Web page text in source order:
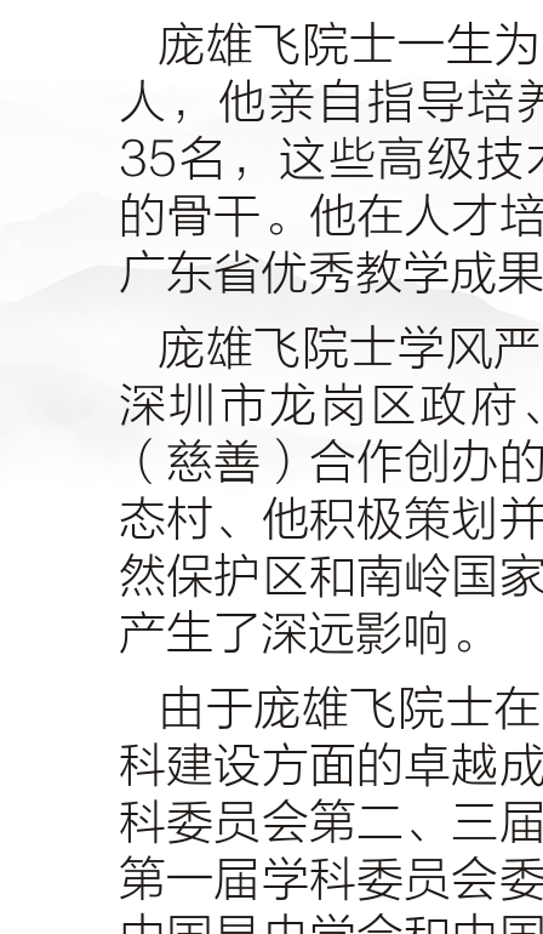
庞雄飞院士一生
人，他亲自指导培
35名，这些高级
的骨干。他在人才
广东省优秀教学成
庞雄飞院士学风
深圳市龙岗区政府
（慈善）合作创办
态村、他积极策划
然保护区和南岭国
产生了深远影响。
由于庞雄飞院士
科建设方面的卓越
科委员会第二、三
第一届学科委员会